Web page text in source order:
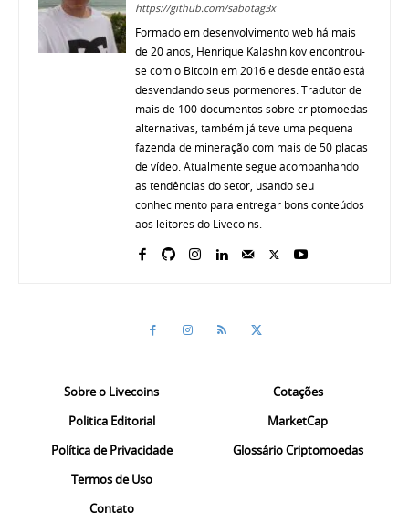
https://github.com/sabotag3x
Formado em desenvolvimento web há mais
de 20 anos, Henrique Kalashnikov encontrou-
se com o Bitcoin em 2016 e desde então está
desvendando seus pormenores. Tradutor de
mais de 100 documentos sobre criptomoedas
alternativas, também já teve uma pequena
fazenda de mineração com mais de 50 placas
de vídeo. Atualmente segue acompanhando
as tendências do setor, usando seu
conhecimento para entregar bons conteúdos
aos leitores do Livecoins.
Sobre o Livecoins
Politica Editorial
Política de Privacidade
Termos de Uso
Contato
Cotações
MarketCap
Glossário Criptomoedas